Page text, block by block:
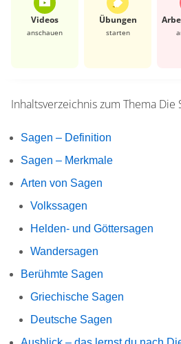
Videos
anschauen
Übungen
starten
Inhaltsverzeichnis zum Thema Die
Sagen – Definition
Sagen – Merkmale
Arten von Sagen
Volkssagen
Helden- und Göttersagen
Wandersagen
Berühmte Sagen
Griechische Sagen
Deutsche Sagen